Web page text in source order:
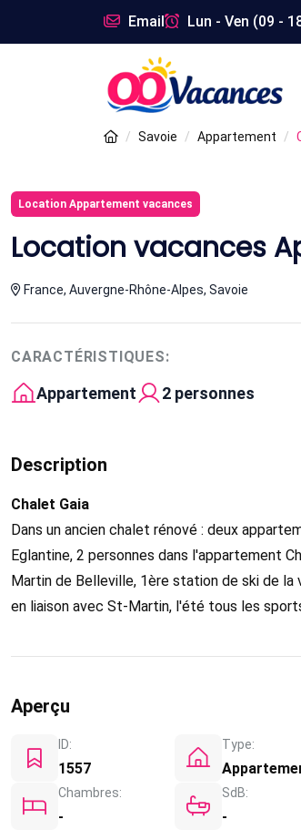
Email Lun - Ven (09 -
Savoie Appartement
Location Appartement vacances
Location vacances
France, Auvergne-Rhône-Alpes, Savoie
CARACTÉRISTIQUES:
Appartement 2 personnes
Description
Chalet Gaia
Dans un ancien chalet rénové : deux
Eglantine, 2 personnes dans l'appartement
Martin de Belleville, 1ère station de ski de la
en liaison avec St-Martin, l'été tous les
Aperçu
ID:
1557
Type:
Chambres:
-
SdB:
-